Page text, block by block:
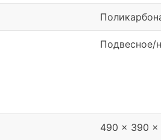
Подвесное/
490 x 390 x